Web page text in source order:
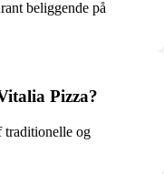
beliggende på
Pizza?
traditionelle og